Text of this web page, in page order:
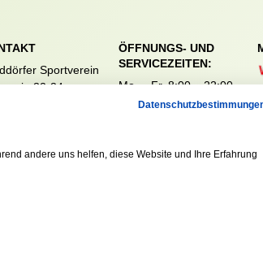
Sportverein
32-34
ÖFFNUNGS- UND
SERVICEZEITEN:
Mo. – Fr. 8:00 – 22:00
andere uns helfen, diese Website und Ihre Erfahrung